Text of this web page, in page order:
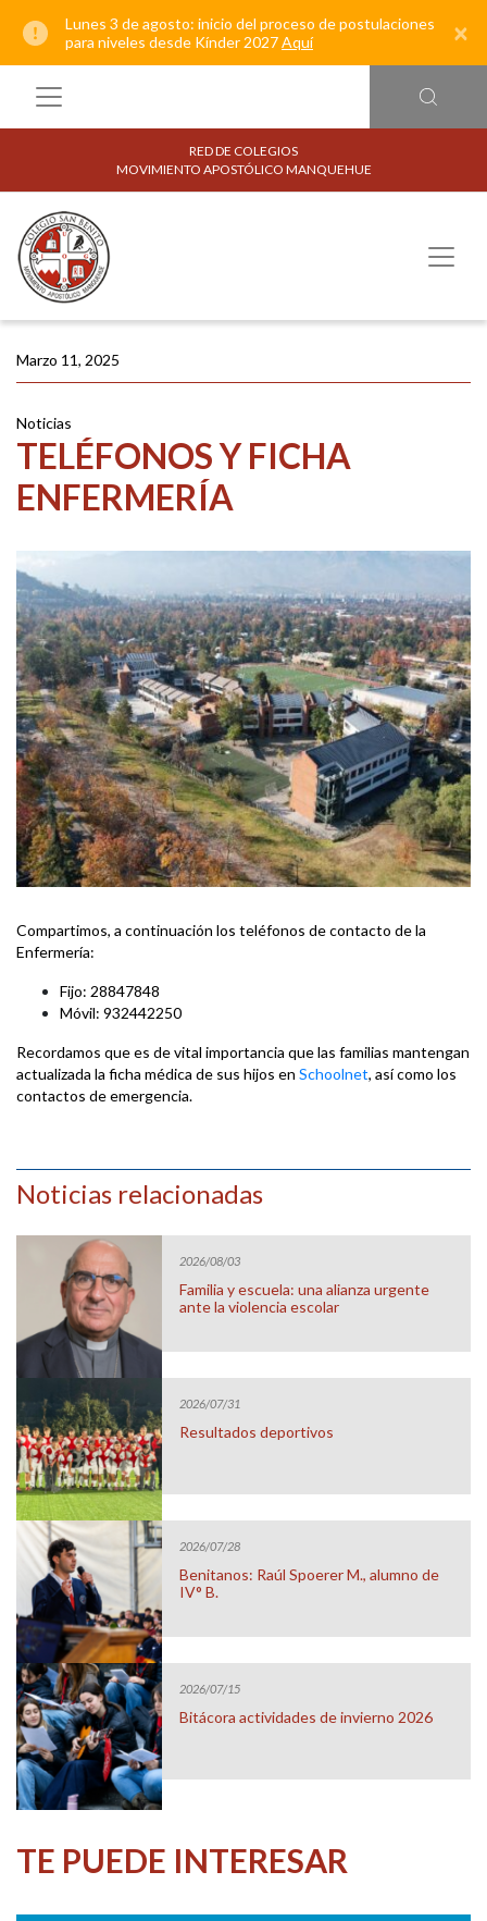
Lunes 3 de agosto: inicio del proceso de postulaciones
para niveles desde Kínder 2027Aquí ×
RED DE COLEGIOS
MOVIMIENTO APOSTÓLICO MANQUEHUE
Marzo 11, 2025
Noticias
TELÉFONOS Y FICHA
ENFERMERÍA
Compartimos, a continuación los teléfonos de contacto de la
Enfermería:
Fijo: 28847848
Móvil: 932442250
Recordamos que es de vital importancia que las familias mantengan
actualizada la ficha médica de sus hijos en Schoolnet, así como los
contactos de emergencia.
Noticias relacionadas
2026/08/03
Familia y escuela: una alianza urgente
ante la violencia escolar
2026/07/31
Resultados deportivos
2026/07/28
Benitanos: Raúl Spoerer M., alumno de
IV° B.
2026/07/15
Bitácora actividades de invierno 2026
TE PUEDE INTERESAR